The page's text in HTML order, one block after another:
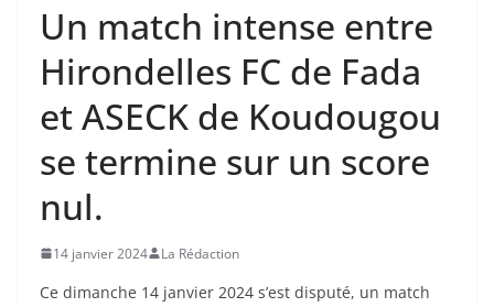
Un match intense entre
Hirondelles FC de Fada
et ASECK de Koudougou
se termine sur un score
nul.
14 janvier 2024 La Rédaction
Ce dimanche 14 janvier 2024 s’est disputé, un match